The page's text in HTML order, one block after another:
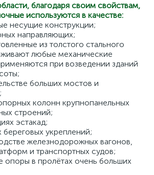
благодаря своим свойствам,
используются в качестве:
несущие конструкции;
направляющих;
из толстого стального
любые механические
при возведении зданий
больших мостов и
колонн крупнопанельных
строений;
эстакад;
береговых укреплений;
железнодорожных вагонов,
и транспортных судов;
опоры в пролётах очень больших